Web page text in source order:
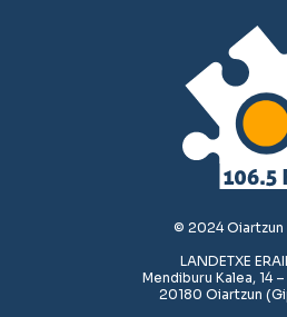
© 2024 Oiartzun
LANDETXE
Mendiburu Kalea, 14
20180 Oiartzun